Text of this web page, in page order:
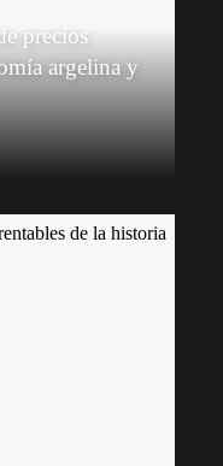
precios
argelina y